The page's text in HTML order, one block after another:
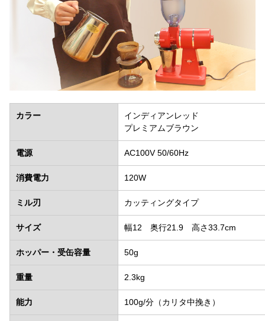
カラー
インディアンレッド
プレミアムブラウン
電源 AC100V 50/60Hz
消費電力 120W
ミル刃 カッティングタイプ
サイズ 幅12 奥行21.9 高さ33.7cm
ホッパー・受缶容量 50g
重量 2.3kg
能力 100g/分（カリタ中挽き）